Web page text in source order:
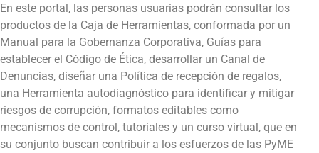
En este portal, las personas usuarias podrán consultar los
productos de la Caja de Herramientas, conformada por un
Manual para la Gobernanza Corporativa, Guías para
establecer el Código de Ética, desarrollar un Canal de
Denuncias, diseñar una Política de recepción de regalos,
una Herramienta autodiagnóstico para identificar y mitigar
riesgos de corrupción, formatos editables como
mecanismos de control, tutoriales y un curso virtual, que en
su conjunto buscan contribuir a los esfuerzos de las PyME